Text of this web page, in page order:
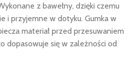
z bawełny, dzięki czemu
i przyjemne w dotyku. Gumka w
materiał przed przesuwaniem
dopasowuje się w zależności od